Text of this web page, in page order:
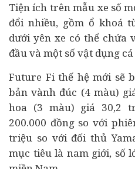
Tiện ích trên mẫu xe số
đổi nhiều, gồm ổ khoá
dưới yên xe có thể chứa
đầu và một số vật dụng
Future Fi thế hệ mới sẽ
bản vành đúc (4 màu)
hoa (3 màu) giá 30,2
200.000 đồng so với
triệu so với đối thủ
mục tiêu là nam giới, số